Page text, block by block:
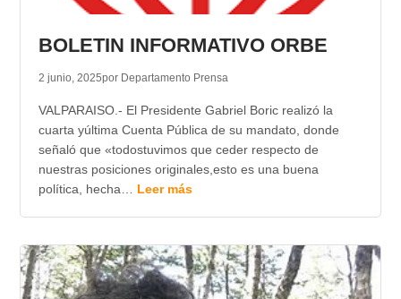
BOLETIN INFORMATIVO ORBE
2 junio, 2025por Departamento Prensa
VALPARAISO.- El Presidente Gabriel Boric realizó la
cuarta yúltima Cuenta Pública de su mandato, donde
señaló que «todostuvimos que ceder respecto de
nuestras posiciones originales,esto es una buena
política, hecha… Leer más